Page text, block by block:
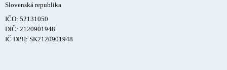
Slovenská republika
IČO: 52131050
DIČ: 2120901948
IČ DPH: SK2120901948